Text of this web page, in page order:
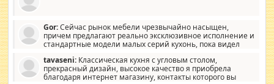
Gor:Сейчас рынок мебели чрезвычайно насыщен,
причем предлагают реально эксклюзивное исполнение и
стандартные модели малых серий кухонь, пока видел
стандартные формы, в MebelOk, креативненько и что главное -
со вкусом все в порядке, без ненужных наворотов удорожающих
мебель, а это не последний фактор.
tavaseni: Классическая кухня с угловым столом,
прекрасный дизайн, высокое качество я приобрела
благодаря интернет магазину, контакты которого вы